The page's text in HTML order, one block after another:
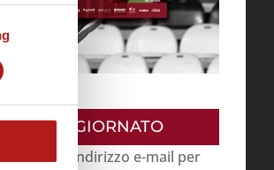
AGGIORNATO
il tuo indirizzo e-mail per